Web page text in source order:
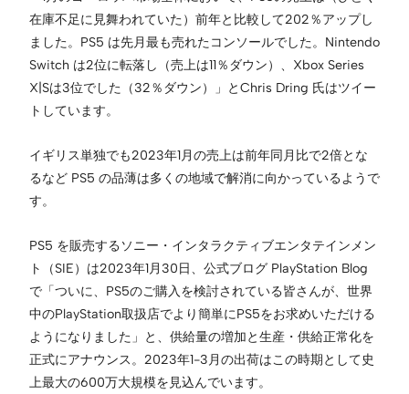
在庫不足に見舞われていた）前年と比較して202％アップし
ました。PS5 は先月最も売れたコンソールでした。Nintendo
Switch は2位に転落し（売上は11％ダウン）、Xbox Series
X|Sは3位でした（32％ダウン）」とChris Dring 氏はツイー
トしています。
イギリス単独でも2023年1月の売上は前年同月比で2倍とな
るなど PS5 の品薄は多くの地域で解消に向かっているようで
す。
PS5 を販売するソニー・インタラクティブエンタテインメン
ト（SIE）は2023年1月30日、公式ブログ PlayStation Blog
で「ついに、PS5のご購入を検討されている皆さんが、世界
中のPlayStation取扱店でより簡単にPS5をお求めいただける
ようになりました」と、供給量の増加と生産・供給正常化を
正式にアナウンス。2023年1-3月の出荷はこの時期として史
上最大の600万大規模を見込んでいます。